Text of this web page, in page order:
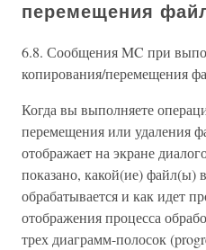
перемещения
6.8. Сообщения MC при
копирования/перемещения
Когда вы выполняете
перемещения или удаления
отображает на экране
показано, какой(ие) файл(ы)
обрабатывается и как идет
отображения процесса
трех диаграмм-полосок